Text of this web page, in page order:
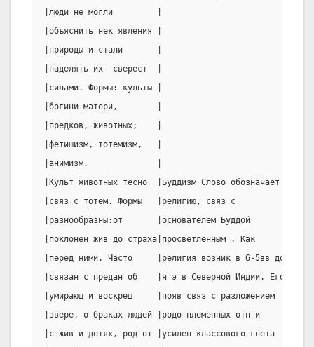
|люди не могли         |                         |одетые
|объяснить нек явления |
|природы и стали       |
|наделять их  сверест  |
|силами. Формы: культы |
|богини-матери,        |
|предков, животных;    |
|фетишизм, тотемизм,   |
|анимизм.              |
|Культ животных тесно  |Буддизм Слово
|связ с тотем. Формы   |религию, связ с
|разнообразны:от       |основателем Буддой
|поклонен жив до страха|просветленным .
|перед ними. Часто     |религия возник в 6-5вв
|связан с предан об    |н э в Северной Индии.
|умирающ и воскреш     |появ связ с
|звере, о браках людей |родо-племенных отн и
|с жив и детях, род от |усилен классового